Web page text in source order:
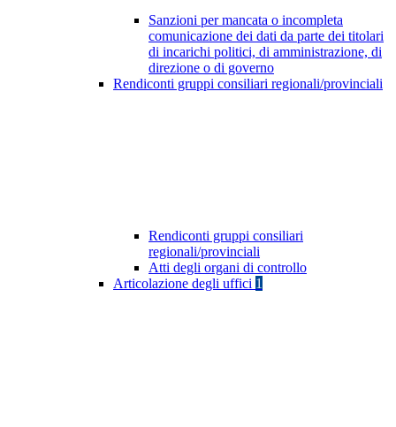
Sanzioni per mancata o incompleta
comunicazione dei dati da parte dei titolari
di incarichi politici, di amministrazione, di
direzione o di governo
Rendiconti gruppi consiliari regionali/provinciali
Rendiconti gruppi consiliari
regionali/provinciali
Atti degli organi di controllo
Articolazione degli uffici 1